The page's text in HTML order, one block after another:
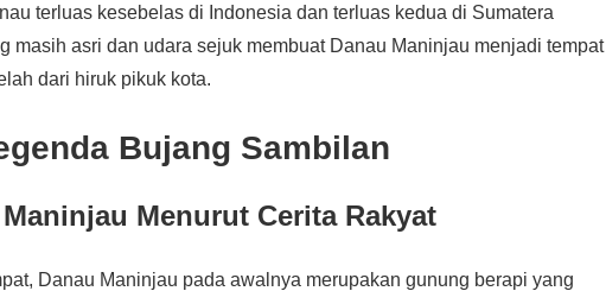
terluas kesebelas di Indonesia dan terluas kedua di Sumatera
masih asri dan udara sejuk membuat Danau Maninjau menjadi tempat
dari hiruk pikuk kota.
Bujang Sambilan
Menurut Cerita Rakyat
Danau Maninjau pada awalnya merupakan gunung berapi yang